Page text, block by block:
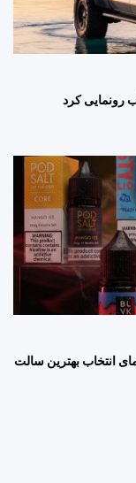
رونمایی کرد
انتخاب بهترین سالت